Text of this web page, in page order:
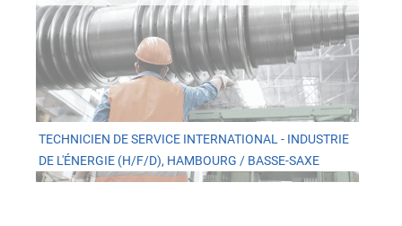
TECHNICIEN DE SERVICE INTERNATIONAL - INDUSTRIE
DE L'ÉNERGIE (H/F/D), HAMBOURG / BASSE-SAXE